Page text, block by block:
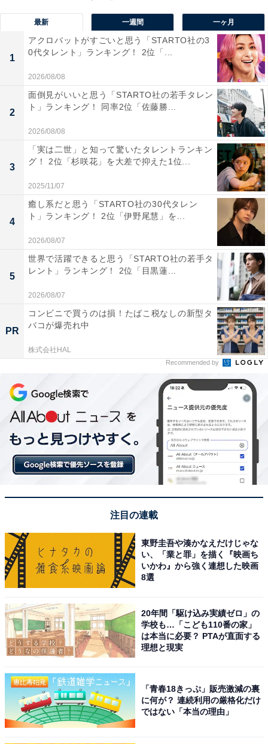
1位：マザー牧場（千葉県富津市）／32票
1位は、千葉県富津市にある観光牧場「マザー牧場」。
房総半島の山々や東京湾、富士山などが見渡せる鹿野山
（かのうざん）にあり、アルパカへのエサやりなど動物
とのふれあい体験やフルーツ狩り、遊園地、グランピン
グなども楽しめる人気観光スポットです。
ネモフィラやアジサイ、コキアなど四季折々の花が1年
を通して場内を彩り、春には「花の大斜面」が約350万
本の色鮮やかな菜の花で埋め尽くされます。花畑の中に
入って散策できる「花の小道」に入れば、360度菜の花
に囲まれたフォトジェニックな写真を撮ることができま
す。
回答者からは、「以前行った際に一面の菜の花畑に癒さ
れたからもう一度行ってみたい」（30代女性／東京
都）、「山の上にあり、空気が澄んでいて菜の花もとて
も綺麗に見えるから。通り道にもたくさん咲いているか
ら」（20代女性／千葉県）、「菜の花＝マザー牧場のパ
ンフレットというくらい菜の花のイメージだからです」
（40代女性／京都府）、「菜の花だけでなく他のアクテ
ィビティも楽しめそうだから」（40代男性／神奈川県）
などのコメントが寄せられました。
※回答者からのコメントは原文ママです
この記事の筆者：福島 ゆき プロフィール
アニメや漫画のレビュー、エンタメトピックスなどを中
心に、オールジャンルで執筆中のライター。時々、店舗
取材などのリポート記事も担当。All AboutおよびAll
About ニュースでのライター歴は6年。
13位までの全ランキング結果を見
る
最新 一週間 一ヶ月
1
アクロバットがすごいと思う「STARTO社の3
0代タレント」ランキング！ 2位「...
2026/08/08
2
面倒見がいいと思う「STARTO社の若手タレン
ト」ランキング！ 同率2位「佐藤勝...
2026/08/08
3
「実は二世」と知って驚いたタレントランキン
グ！ 2位「杉咲花」を大差で抑えた1位...
2025/11/07
4
癒し系だと思う「STARTO社の30代タレン
ト」ランキング！ 2位「伊野尾慧」を...
2026/08/07
5
世界で活躍できると思う「STARTO社の若手タ
レント」ランキング！ 2位「目黒蓮...
2026/08/07
PR
コンビニで買うのは損！たばこ税なしの新型タ
バコが爆売れ中
株式会社HAL
Recommended by
注目の連載
東野圭吾や湊かなえだけじゃな
い、「業と罪」を描く『映画ち
いかわ』から強く連想した映画
8選
20年間「駆け込み実績ゼロ」の
学校も…「こども110番の家」
は本当に必要？ PTAが直面する
理想と現実
「青春18きっぷ」販売激減の裏
に何が？ 連続利用の厳格化だけ
ではない「本当の理由」